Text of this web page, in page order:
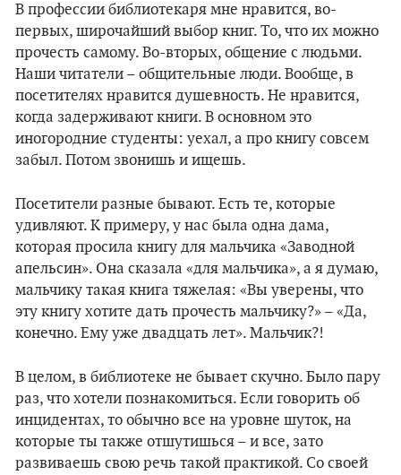
В профессии библиотекаря мне нравится, во-
первых, широчайший выбор книг. То, что их можно
прочесть самому. Во-вторых, общение с людьми.
Наши читатели – общительные люди. Вообще, в
посетителях нравится душевность. Не нравится,
когда задерживают книги. В основном это
иногородние студенты: уехал, а про книгу совсем
забыл. Потом звонишь и ищешь.
Посетители разные бывают. Есть те, которые
удивляют. К примеру, у нас была одна дама,
которая просила книгу для мальчика «Заводной
апельсин». Она сказала «для мальчика», а я думаю,
мальчику такая книга тяжелая: «Вы уверены, что
эту книгу хотите дать прочесть мальчику?» – «Да,
конечно. Ему уже двадцать лет». Мальчик?!
В целом, в библиотеке не бывает скучно. Было пару
раз, что хотели познакомиться. Если говорить об
инцидентах, то обычно все на уровне шуток, на
которые ты также отшутишься – и все, зато
развиваешь свою речь такой практикой. Со своей